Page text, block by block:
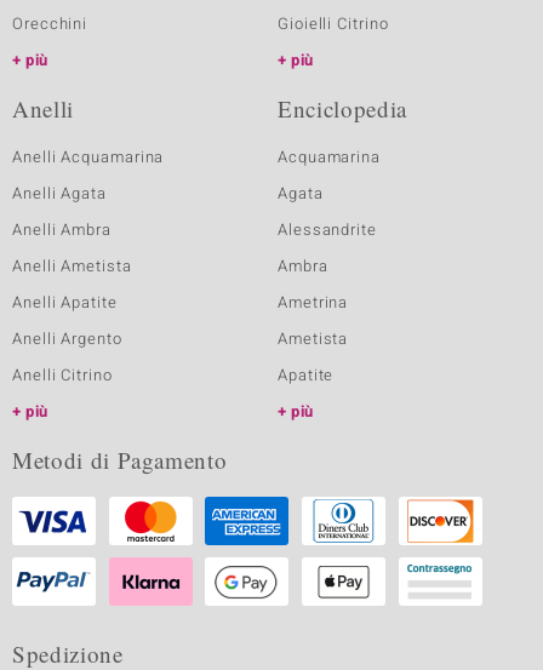
Orecchini
più
Gioielli Citrino
più
Anelli
Anelli Acquamarina
Anelli Agata
Anelli Ambra
Anelli Ametista
Anelli Apatite
Anelli Argento
Anelli Citrino
più
Enciclopedia
Acquamarina
Agata
Alessandrite
Ambra
Ametrina
Ametista
Apatite
più
Metodi di Pagamento
Spedizione